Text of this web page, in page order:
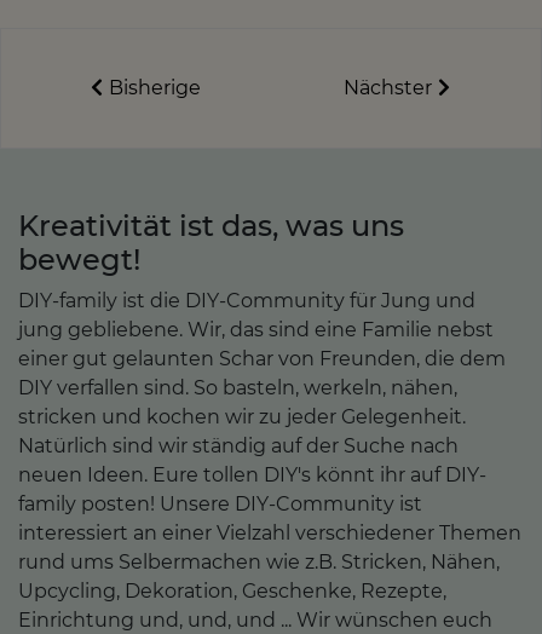
Bisherige Nächster
Kreativität ist das, was uns
bewegt!
DIY-family ist die DIY-Community für Jung und
jung gebliebene. Wir, das sind eine Familie nebst
einer gut gelaunten Schar von Freunden, die dem
DIY verfallen sind. So basteln, werkeln, nähen,
stricken und kochen wir zu jeder Gelegenheit.
Natürlich sind wir ständig auf der Suche nach
neuen Ideen. Eure tollen DIY's könnt ihr auf DIY-
family posten! Unsere DIY-Community ist
interessiert an einer Vielzahl verschiedener Themen
rund ums Selbermachen wie z.B. Stricken, Nähen,
Upcycling, Dekoration, Geschenke, Rezepte,
Einrichtung und, und, und ... Wir wünschen euch